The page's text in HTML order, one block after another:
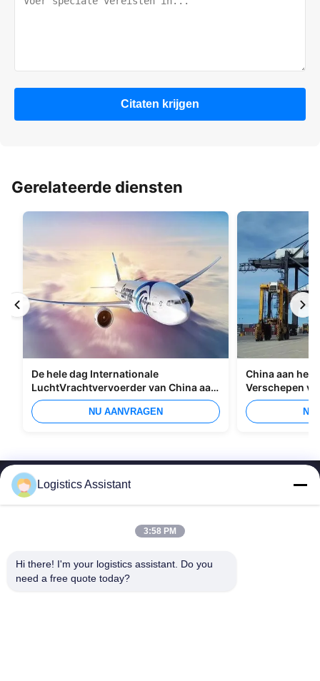
Citaten krijgen
Gerelateerde diensten
De hele dag Internationale
LuchtVrachtvervoerder van China aan
Manilla
NU AANVRAGEN
China aan het
Verschepen
Overzees
NU
Logistics Assistant
3:58 PM
Hi there! I'm your logistics assistant. Do you
need a free quote today?